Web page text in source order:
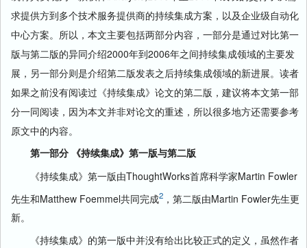
求提供方到多个技术服务提供商的持续集成方案，以及企业级自动化
中心方案。所以，本文主要包括两部分内容，一部分是通过对比第一
版与第二版的异同介绍2000年到2006年之间持续集成领域的主要发
展，另一部分则是介绍第二版发表之后持续集成领域的新进展。读者
如果之前没有阅读过《持续集成》论文的第二版，建议将本文第一部
分一同阅读，因为本文并非对论文的重述，所以很多地方还需要参考
原文中的内容。
第一部分 《持续集成》第一版与第二版
《持续集成》第一版由ThoughtWorks首席科学家Martin Fowler
先生和Matthew Foemmel共同完成2 ，第二版由Martin Fowler先生更
新。
《持续集成》的第一版中并没有给出比较正式的定义，虽然作者